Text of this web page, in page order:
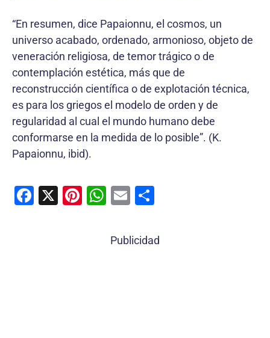
“En resumen, dice Papaionnu, el cosmos, un
universo acabado, ordenado, armonioso, objeto de
veneración religiosa, de temor trágico o de
contemplación estética, más que de
reconstrucción científica o de explotación técnica,
es para los griegos el modelo de orden y de
regularidad al cual el mundo humano debe
conformarse en la medida de lo posible”. (K.
Papaionnu, ibid).
F
X
Pi W
at
E
ai m
Publicidad